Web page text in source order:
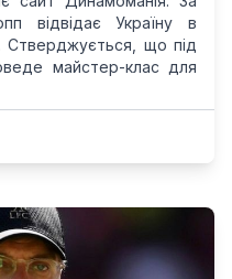
відвідає Україну в
що під
майстер-клас для